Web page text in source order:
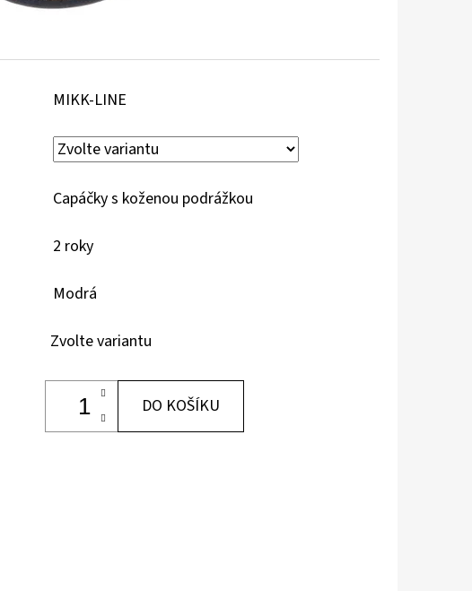
MIKK-LINE
Capáčky s koženou podrážkou
2 roky
Modrá
Zvolte variantu
DO KOŠÍKU